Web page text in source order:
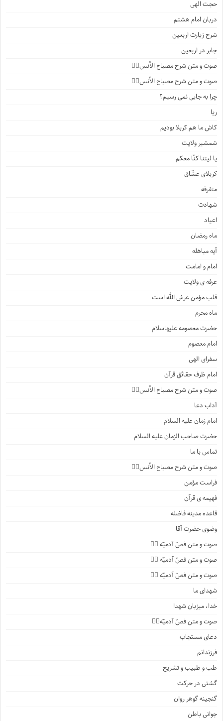
حجت الهی
دربان امام هشتم
شرح زیارت اربعین
جابر در اربعین
صوت و متن شرح مصباح الأنس۴️⃣
صوت و متن شرح مصباح الأنس۳️⃣
چرا به جایی نمی رسیم؟
ریا
کاش ما هم کربلا بودیم
شمشیر ولایت
یا لیتنا کنّا معکم
کربلای عشّاق
متفرقه
شهادت
اعیاد
ماه رمضان
آیه مباهله
امام و امامت
عرفه ی ولایت
قلب مؤمن عرش الله است
ماه محرم
حضرت معصومه علیهاسلام
امام معصوم
سفرای الهی
امام ظرف حقائق قرآن
صوت و متن شرح مصباح الأنس۲️⃣
آداب دعا
امام زمان علیه السلام
حضرت صاحب الزمان علیه السلام
تماس با ما
صوت و متن شرح مصباح الأنس۱️⃣
فراست مؤمن
فهیمه ی قرآن
قاعده مدینه فاضله
وضوی حضرت آقا
صوت و متن فصّ آدمیّه ۴️⃣
صوت و متن فصّ آدمیّه ۳️⃣
صوت و متن فصّ آدمیّه ۲️⃣
شهدای ما
خدا، میزبان شهدا
صوت و متن فصّ آدمیّه۱️⃣
دعای مستجاب
فرزندانم
طب و طبیب و تشریح
گشتی در حرکت
گنجینه گوهر روان
جوانی باطن